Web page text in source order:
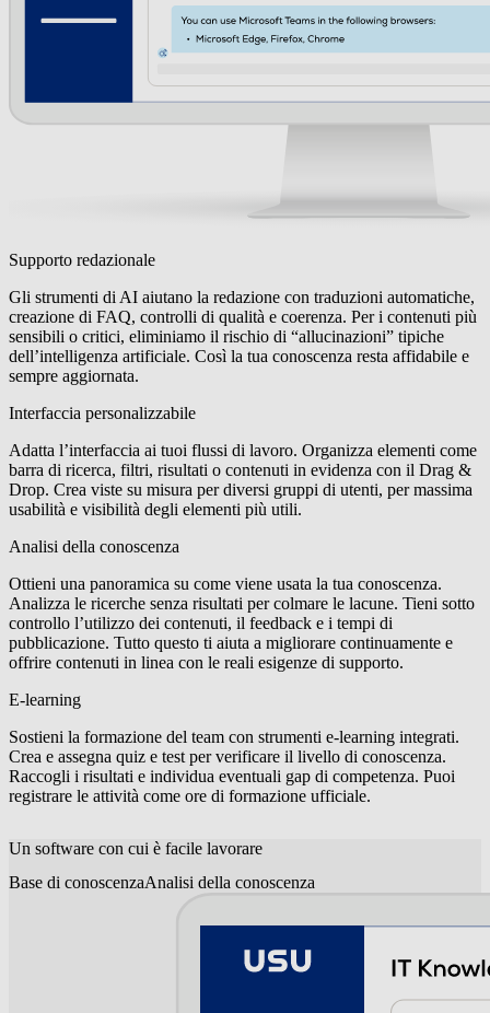
Supporto redazionale
Gli strumenti di AI aiutano la redazione con traduzioni automatiche,
creazione di FAQ, controlli di qualità e coerenza. Per i contenuti più
sensibili o critici, eliminiamo il rischio di “allucinazioni” tipiche
dell’intelligenza artificiale. Così la tua conoscenza resta affidabile e
sempre aggiornata.
Interfaccia personalizzabile
Adatta l’interfaccia ai tuoi flussi di lavoro. Organizza elementi come
barra di ricerca, filtri, risultati o contenuti in evidenza con il Drag &
Drop. Crea viste su misura per diversi gruppi di utenti, per massima
usabilità e visibilità degli elementi più utili.
Analisi della conoscenza
Ottieni una panoramica su come viene usata la tua conoscenza.
Analizza le ricerche senza risultati per colmare le lacune. Tieni sotto
controllo l’utilizzo dei contenuti, il feedback e i tempi di
pubblicazione. Tutto questo ti aiuta a migliorare continuamente e
offrire contenuti in linea con le reali esigenze di supporto.
E-learning
Sostieni la formazione del team con strumenti e-learning integrati.
Crea e assegna quiz e test per verificare il livello di conoscenza.
Raccogli i risultati e individua eventuali gap di competenza. Puoi
registrare le attività come ore di formazione ufficiale.
Un software con cui è facile lavorare
Base di conoscenzaAnalisi della conoscenza